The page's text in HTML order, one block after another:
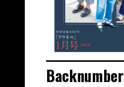
Backnumber